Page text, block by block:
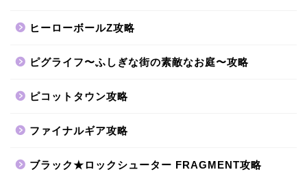
ヒーローボールZ攻略
ピグライフ〜ふしぎな街の素敵なお庭〜攻略
ピコットタウン攻略
ファイナルギア攻略
ブラック★ロックシューター FRAGMENT攻略